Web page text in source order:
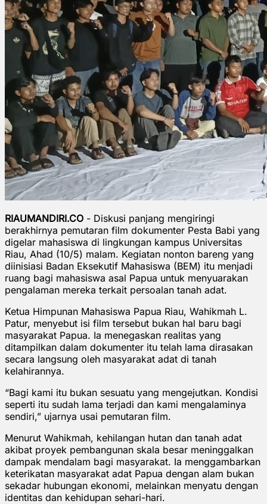
RIAUMANDIRI.CO - Diskusi panjang mengiringi
berakhirnya pemutaran film dokumenter Pesta Babi yang
digelar mahasiswa di lingkungan kampus Universitas
Riau, Ahad (10/5) malam. Kegiatan nonton bareng yang
diinisiasi Badan Eksekutif Mahasiswa (BEM) itu menjadi
ruang bagi mahasiswa asal Papua untuk menyuarakan
pengalaman mereka terkait persoalan tanah adat.
Ketua Himpunan Mahasiswa Papua Riau, Wahikmah L.
Patur, menyebut isi film tersebut bukan hal baru bagi
masyarakat Papua. Ia menegaskan realitas yang
ditampilkan dalam dokumenter itu telah lama dirasakan
secara langsung oleh masyarakat adat di tanah
kelahirannya.
“Bagi kami itu bukan sesuatu yang mengejutkan. Kondisi
seperti itu sudah lama terjadi dan kami mengalaminya
sendiri,” ujarnya usai pemutaran film.
Menurut Wahikmah, kehilangan hutan dan tanah adat
akibat proyek pembangunan skala besar meninggalkan
dampak mendalam bagi masyarakat. Ia menggambarkan
keterikatan masyarakat adat Papua dengan alam bukan
sekadar hubungan ekonomi, melainkan menyatu dengan
identitas dan kehidupan sehari-hari.